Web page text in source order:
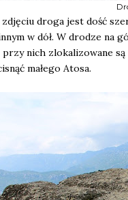
zdjęciu droga jest dość
w dół. W drodze na
nich zlokalizowane są
małego Atosa.